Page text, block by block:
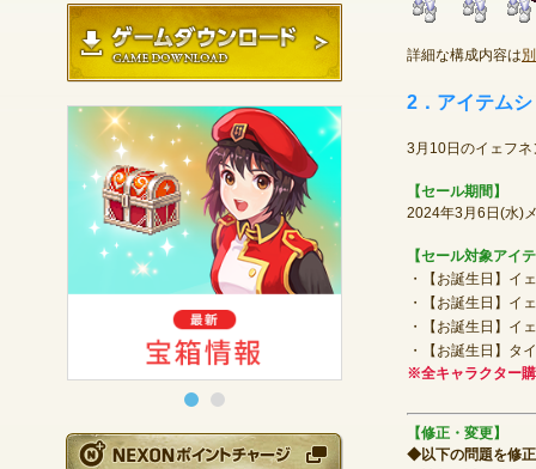
ゲームダウンロード
NEXONポイントチ
詳細な構成内容は
2．アイテム
3月10日のイェフ
【セール期間】
2024年3月6日(水)
【セール対象アイ
・【お誕生日】イ
・【お誕生日】イ
・【お誕生日】イ
・【お誕生日】タ
※全キャラクター
【修正・変更】
◆以下の問題を修